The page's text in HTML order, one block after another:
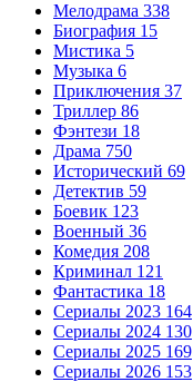
Мелодрама 338
Биография 15
Мистика 5
Музыка 6
Приключения 37
Триллер 86
Фэнтези 18
Драма 750
Исторический 69
Детектив 59
Боевик 123
Военный 36
Комедия 208
Криминал 121
Фантастика 18
Сериалы 2023 164
Сериалы 2024 130
Сериалы 2025 169
Сериалы 2026 153